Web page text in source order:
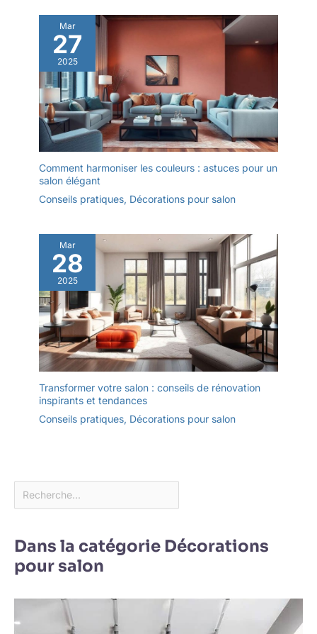
Mar
27
2025
Comment harmoniser les couleurs : astuces pour un
salon élégant
Conseils pratiques, Décorations pour salon
Mar
28
2025
Transformer votre salon : conseils de rénovation
inspirants et tendances
Conseils pratiques, Décorations pour salon
Dans la catégorie Décorations
pour salon